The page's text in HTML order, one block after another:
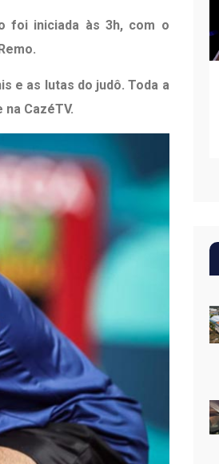
foi iniciada às 3h, com o
e as lutas do judô. Toda a
CazéTV.
Da Franquia HINODE
Em Brumado